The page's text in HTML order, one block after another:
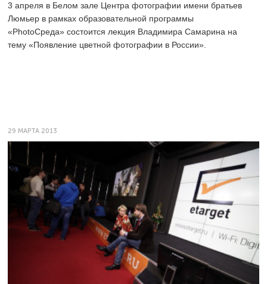
3 апреля в Белом зале Центра фотографии имени братьев
Люмьер в рамках образовательной программы
«PhotoСреда» состоится лекция Владимира Самарина на
тему «Появление цветной фотографии в России».
29 МАРТА 2013